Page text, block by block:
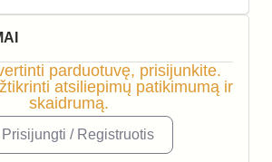
parduotuvę, prisijunkite.
atsiliepimų patikimumą ir
skaidrumą.
Prisijungti / Registruotis